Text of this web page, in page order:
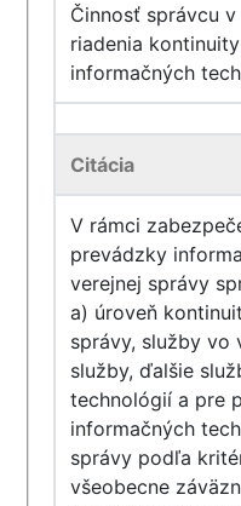
Činnosť správcu
riadenia
informačných
Citácia
V rámci
prevádzky
verejnej správy
a) úroveň
správy, služby vo
služby, ďalšie
technológií a pre
informačných
správy podľa
všeobecne